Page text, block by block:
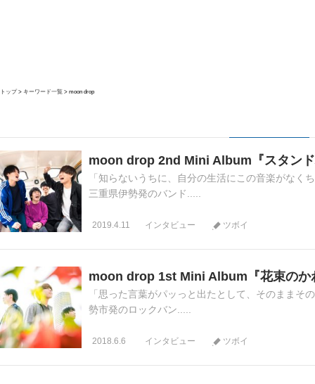
トップ キーワード一覧 moon drop
moon drop 2nd Mini Album『スタン
「知らないうちに、自分の生活にこの音楽がな
三重県伊勢発のバンド.....
2019.4.11 インタビュー ツボイ
moon drop 1st Mini Album『花束のか
「思った言葉がパッっと出たとして、そのまま
勢市発のロックバン.....
2018.6.6 インタビュー ツボイ